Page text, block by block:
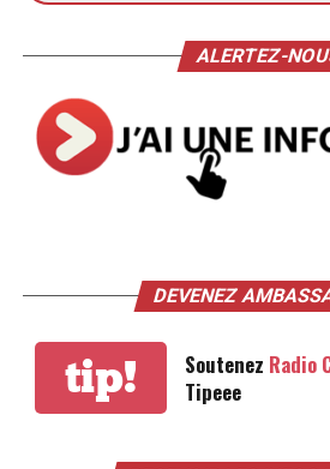
ALERTEZ-
DEVENEZ
tip! Soutenez Radio
Tipeee